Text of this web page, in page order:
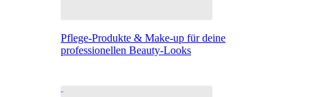
Pflege-Produkte & Make-up für deine
professionellen Beauty-Looks